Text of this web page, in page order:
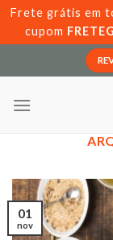
Skip
content
Frete grátis em
cupom
01
nov